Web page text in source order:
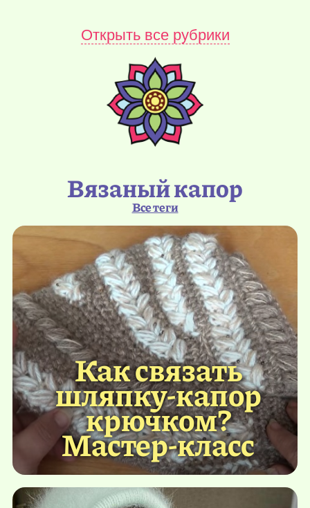
Открыть все рубрики
Вязаный капор
Все теги
Как связать
шляпку-капор
крючком?
Мастер-класс